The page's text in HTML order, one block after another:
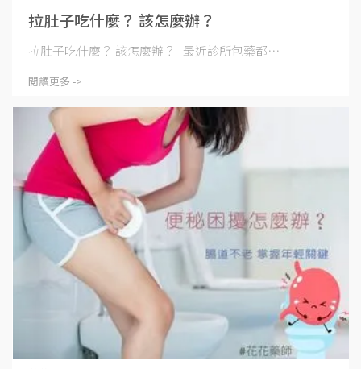
拉肚子吃什麼？ 該怎麼辦？
拉肚子吃什麼？ 該怎麼辦？ 最近診所包藥都⋯
閱讀更多 ->